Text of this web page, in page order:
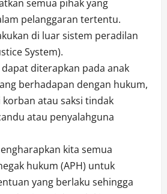
semua pihak yang
pelanggaran tertentu.
di luar sistem peradilan
System).
diterapkan pada anak
berhadapan dengan hukum,
atau saksi tindak
atau penyalahguna
kita semua
hukum (APH) untuk
yang berlaku sehingga